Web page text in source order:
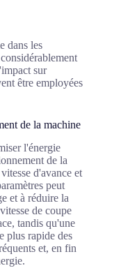
dans les
sur
être employées
de la machine
l'énergie
de la
d'avance et
peut
et à réduire la
de coupe
tandis qu'une
plus rapide des
et, en fin